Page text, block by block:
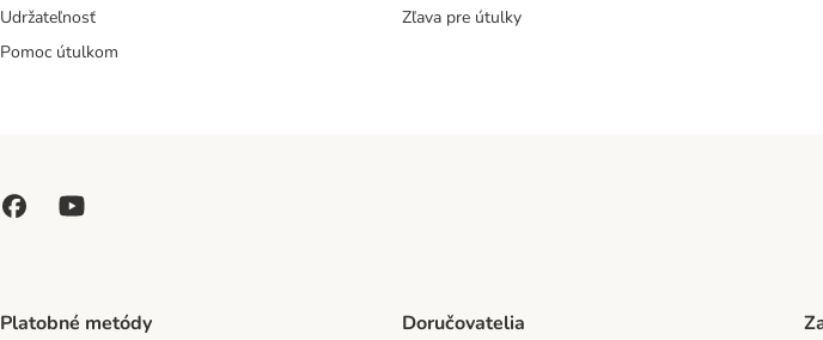
Udržateľnosť
Pomoc útulkom
Zľava pre útulky
Platobné metódy Doručovatelia